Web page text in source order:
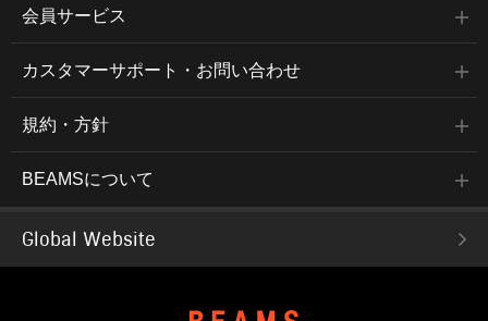
会員サービス
カスタマーサポート・お問い合わせ
規約・方針
BEAMSについて
Global Website